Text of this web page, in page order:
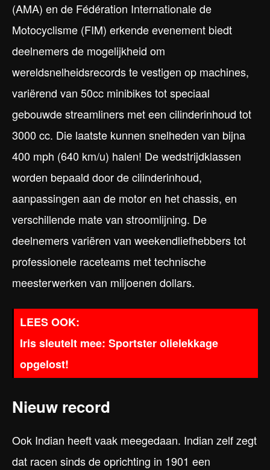
(AMA) en de Fédération Internationale de
Motocyclisme (FIM) erkende evenement biedt
deelnemers de mogelijkheid om
wereldsnelheidsrecords te vestigen op machines,
variërend van 50cc minibikes tot speciaal
gebouwde streamliners met een cilinderinhoud tot
3000 cc. Die laatste kunnen snelheden van bijna
400 mph (640 km/u) halen! De wedstrijdklassen
worden bepaald door de cilinderinhoud,
aanpassingen aan de motor en het chassis, en
verschillende mate van stroomlijning. De
deelnemers variëren van weekendliefhebbers tot
professionele raceteams met technische
meesterwerken van miljoenen dollars.
Iris sleutelt mee: Sportster olielekkage
opgelost!
Nieuw record
Ook Indian heeft vaak meegedaan. Indian zelf zegt
dat racen sinds de oprichting in 1901 een